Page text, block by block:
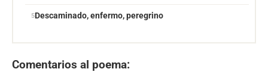
Descaminado, enfermo, peregrino
Comentarios al poema: